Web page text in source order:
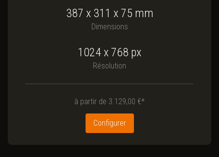
Dimensions
387 x 311 x 75 mm
Résolution
1024 x 768 px
à partir de 3.129,00 €*
Configurer